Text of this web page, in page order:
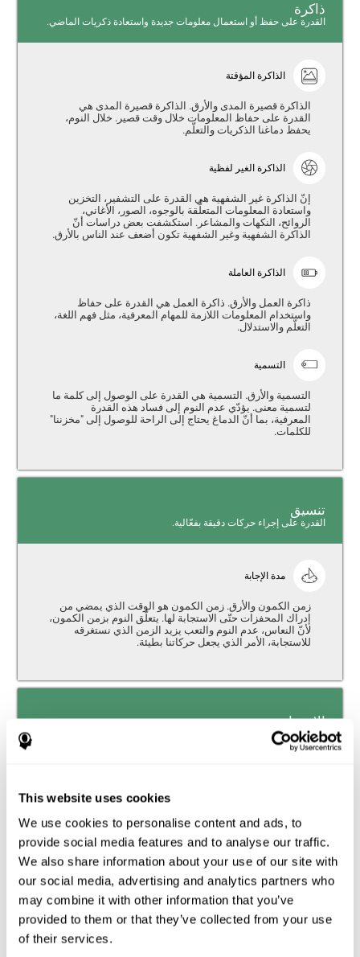
This website uses cookies
We use cookies to personalise content and ads, to
provide social media features and to analyse our traffic.
We also share information about your use of our site with
our social media, advertising and analytics partners who
may combine it with other information that you’ve
provided to them or that they’ve collected from your use
of their services.
ذاكرة
القدرة على حفظ أو استعمال معلومات جديدة واستعادة ذكريات الماضي.
الذاكرة المؤقتة
الذاكرة قصيرة المدى والأرق. الذاكرة قصيرة المدى هي
القدرة على حفاظ المعلومات خلال وقت قصير. خلال النوم،
يحفظ دماغنا الذكريات والتعلّم.
الذاكرة الغير لفظية
إنّ الذاكرة غير الشفهية هي القدرة على التشفير، التخزين
واستعادة المعلومات المتعلٌّقة بالوجوه، الصور، الأغاني،
الروائح، النكهات والمشاعر. استكشفت بعض دراسات أنّ
الذاكرة الشفهية وغير الشفهية تكون أضعف عند الناس بالأرق.
الذاكرة العاملة
ذاكرة العمل والأرق. ذاكرة العمل هي القدرة على حفاظ
واستخدام المعلومات اللازمة للمهام المعرفية، مثل فهم اللغة،
التعلّم والاستدلال.
التسمية
التسمية والأرق. التسمية هي القدرة على الوصول إلى كلمة ما
لتسمية معنى. يؤدّي عدم النوم إلى فساد هذه القدرة
المعرفية، بما أنّ الدماغ يحتاج إلى الراحة للوصول إلى "مخزننا"
للكلمات.
تنسيق
القدرة على إجراء حركات دقيقة بفعّالية.
مدة الإجابة
زمن الكمون والأرق. زمن الكمون هو الوقت الذي يمضي من
إدراك المحفزات حتّى الاستجابة لها. يتعلّق النوم بزمن الكمون،
لأنّ النعاس، عدم النوم والتعب يزيد الزمن الذي نستغرقه
للاستجابة، الأمر الذي يجعل حركاتنا بطيئة.
الإحساس
القدرة على تفسير محفزات بيئتنا.
إنّ التقدير هو القدرة التي تسمح لنا توقّع الوضع المستقبل
لشيء بحسب سرعته ومسافته. يقدر الناس بالأرق الوقت الذي
سيستغرقون للنوم، على الرغم من أنّ الصعوبات لتقدير الوقت
الإدراك البصري
الإدراك البصري والأرق. الإدراك البصري هو القدرة على تفسير
المعلومات التي تصل إلى عينيّ حول البيئة. للأشخاص الذين
يعانون الأرق مشاكل لمعالجة الإدراك البصري، الأمر الذي يؤدّي